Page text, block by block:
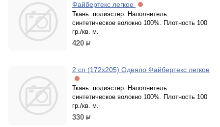
Файбертекс легкое
Ткань: полиэстер. Наполнитель:
синтетическое волокно 100%. Плотность 100
гр./кв. м.
420 р.
2 сп (172х205) Одеяло Файбертекс легкое
Ткань: полиэстер. Наполнитель:
синтетическое волокно 100%. Плотность 100
гр./кв. м.
330 р.